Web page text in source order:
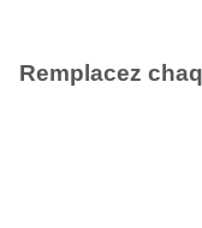
Remplacez